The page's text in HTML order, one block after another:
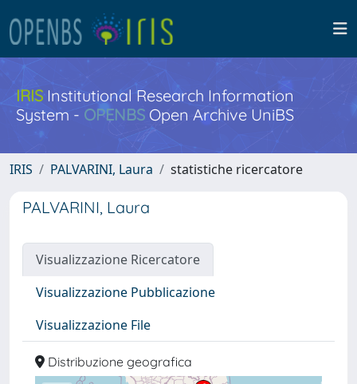
IRISInstitutional Research Information
System - OPENBS Open Archive UniBS
IRIS PALVARINI, Laura statistiche ricercatore
PALVARINI, Laura
Visualizzazione Ricercatore
Visualizzazione Pubblicazione
Visualizzazione File
Distribuzione geografica